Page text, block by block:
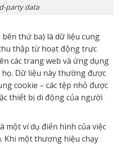
party data
thứ ba) là dữ liệu cung
thập từ hoạt động trực
các trang web và ứng dụng
Dữ liệu này thường được
cookie – các tệp nhỏ được
thiết bị di động của người
một ví dụ điển hình của việc
Khi một thương hiệu chạy